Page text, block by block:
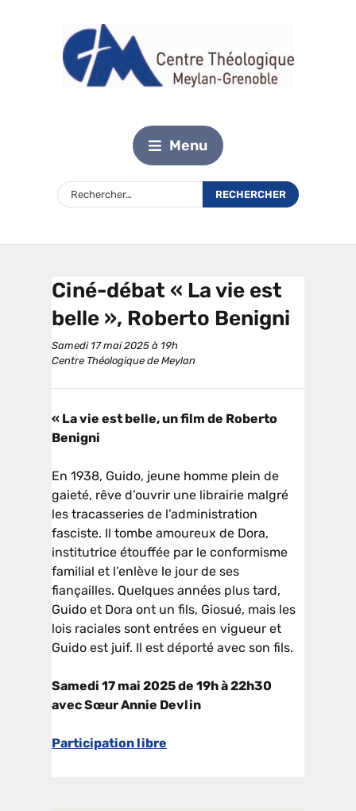
Menu
Ciné-débat « La vie est
belle », Roberto Benigni
Samedi 17 mai 2025 à 19h
Centre Théologique de Meylan
« La vie est belle, un film de Roberto
Benigni
En 1938, Guido, jeune homme plein de
gaieté, rêve d’ouvrir une librairie malgré
les tracasseries de l’administration
fasciste. Il tombe amoureux de Dora,
institutrice étouffée par le conformisme
familial et l’enlève le jour de ses
fiançailles. Quelques années plus tard,
Guido et Dora ont un fils, Giosué, mais les
lois raciales sont entrées en vigueur et
Guido est juif. Il est déporté avec son fils.
Samedi 17 mai 2025 de 19h à 22h30
avec Sœur Annie Devlin
Participation libre